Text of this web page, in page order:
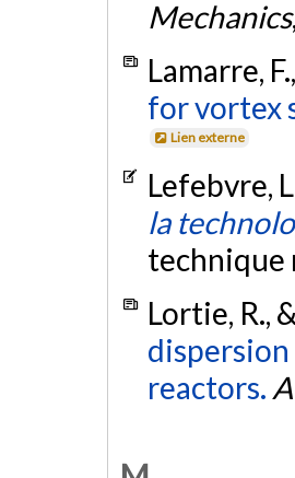
Mechanics,
Lamarre,
for vortex
Lien externe
Lefebvre,
la
technique
Lortie, R.,
reactors.